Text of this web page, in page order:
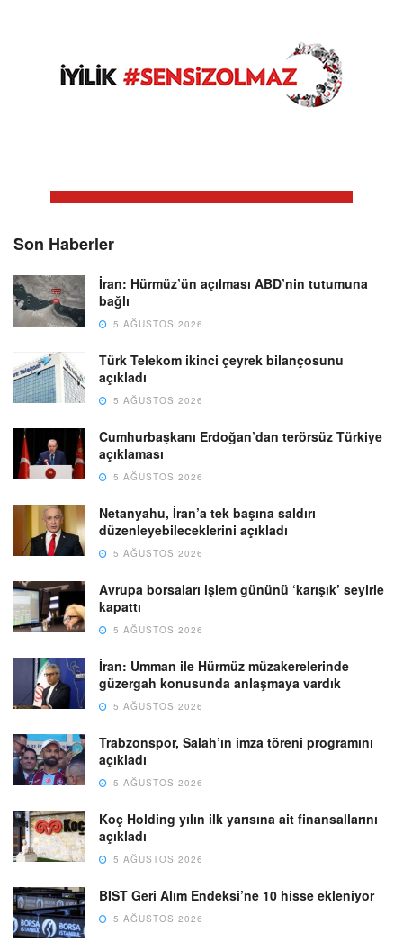
Son Haberler
İran: Hürmüz’ün açılması ABD’nin tutumuna
bağlı
5 AĞUSTOS 2026
Türk Telekom ikinci çeyrek bilançosunu
açıkladı
5 AĞUSTOS 2026
Cumhurbaşkanı Erdoğan’dan terörsüz Türkiye
açıklaması
5 AĞUSTOS 2026
Netanyahu, İran’a tek başına saldırı
düzenleyebileceklerini açıkladı
5 AĞUSTOS 2026
Avrupa borsaları işlem gününü ‘karışık’ seyirle
kapattı
5 AĞUSTOS 2026
İran: Umman ile Hürmüz müzakerelerinde
güzergah konusunda anlaşmaya vardık
5 AĞUSTOS 2026
Trabzonspor, Salah’ın imza töreni programını
açıkladı
5 AĞUSTOS 2026
Koç Holding yılın ilk yarısına ait finansallarını
açıkladı
5 AĞUSTOS 2026
BIST Geri Alım Endeksi’ne 10 hisse ekleniyor
5 AĞUSTOS 2026